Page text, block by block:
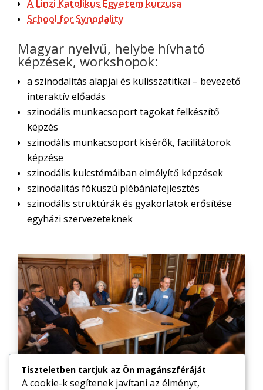
A Linzi Katolikus Egyetem kurzusa
School for Synodality
Magyar nyelvű, helybe hívható
képzések, workshopok:
a szinodalitás alapjai és kulisszatitkai – bevezető
interaktív előadás
szinodális munkacsoport tagokat felkészítő
képzés
szinodális munkacsoport kísérők, facilitátorok
képzése
szinodális kulcstémáiban elmélyítő képzések
szinodalitás fókuszú plébániafejlesztés
szinodális struktúrák és gyakorlatok erősítése
egyházi szervezeteknek
Tiszteletben tartjuk az Ön magánszféráját
A cookie-k segítenek javítani az élményt,